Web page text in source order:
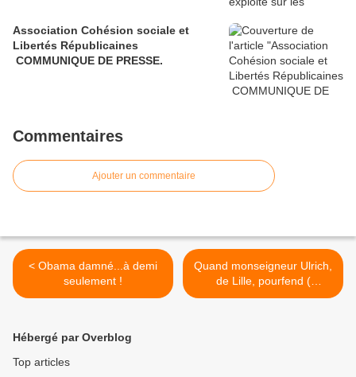
Association Cohésion sociale et
Libertés Républicaines
COMMUNIQUE DE PRESSE.
Commentaires
Ajouter un commentaire
< Obama damné...à demi
seulement !
Quand monseigneur Ulrich,
de Lille, pourfend (
suavement ! ) le FN comme
Hébergé par Overblog
Top articles